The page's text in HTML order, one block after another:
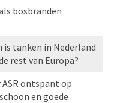
bosbranden
is tanken in Nederland
rest van Europa?
ASR ontspant op
en goede